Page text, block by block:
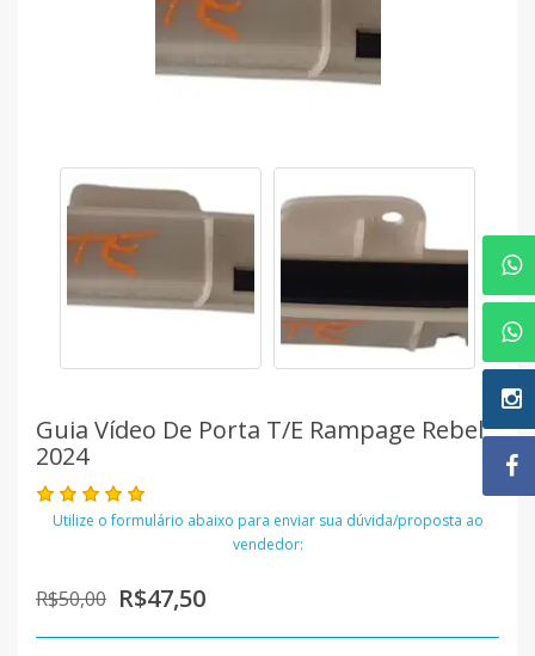
Guia Vídeo De Porta T/e Rampage Rebel
2024
Utilize o formulário abaixo para enviar sua dúvida/proposta ao
vendedor:
R$50,00 R$47,50